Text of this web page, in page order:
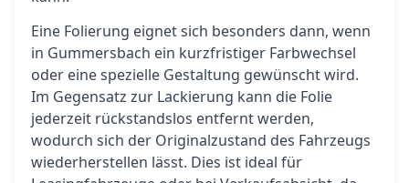
Eine Folierung eignet sich besonders dann, wenn
in Gummersbach ein kurzfristiger Farbwechsel
oder eine spezielle Gestaltung gewünscht wird.
Im Gegensatz zur Lackierung kann die Folie
jederzeit rückstandslos entfernt werden,
wodurch sich der Originalzustand des Fahrzeugs
wiederherstellen lässt. Dies ist ideal für